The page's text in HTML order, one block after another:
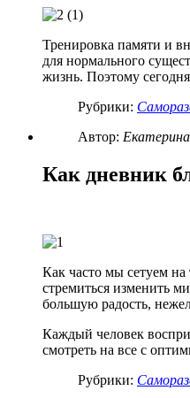
Тренировка памяти и
для нормального
жизнь. Поэтому
Рубрики:
Автор: Екатерина
Как дневник
Как часто мы сетуем
стремиться изменить
большую радость,
Каждый человек
смотреть на все с
Рубрики: